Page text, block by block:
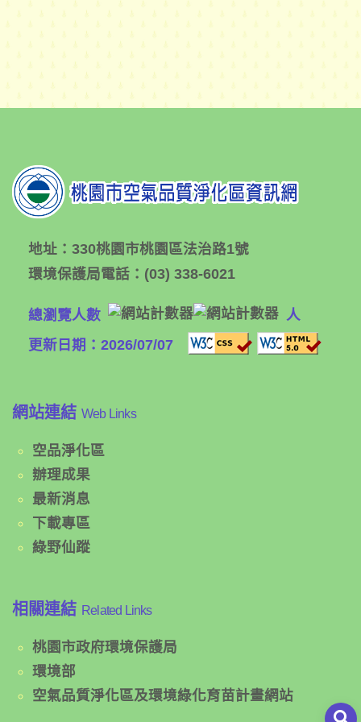
地址： 330桃園市桃園區法治路1號
環境保護局電話： (03) 338-6021
總瀏覽人數
人
更新日期：2026/07/07
網站連結 Web Links
空品淨化區
辦理成果
最新消息
下載專區
綠野仙蹤
相關連結 Related Links
桃園市政府環境保護局
環境部
空氣品質淨化區及環境綠化育苗計畫網站